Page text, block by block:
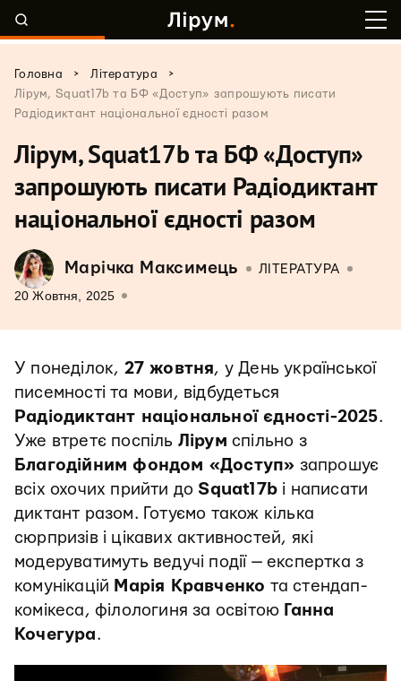
Головна > Література
>
Лірум, Squat17b та БФ «Доступ» запрошують писати
Радіодиктант національної єдності разом
Лірум, Squat17b та БФ «Доступ»
запрошують писати Радіодиктант
національної єдності разом
Марічка Максимець ЛІТЕРАТУРА
20 Жовтня, 2025
У понеділок, 27 жовтня, у День української
писемності та мови, відбудеться
Радіодиктант національної єдності-2025.
Уже втретє поспіль Лірум спільно з
Благодійним фондом «Доступ» запрошує
всіх охочих прийти до Squat17b і написати
диктант разом. Готуємо також кілька
сюрпризів і цікавих активностей, які
модеруватимуть ведучі події — експертка з
комунікацій Марія Кравченко та стендап-
комікеса, філологиня за освітою Ганна
Кочегура.